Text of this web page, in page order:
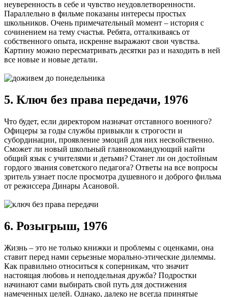
неуверенность в себе и чувство неудовлетворенности.
Параллельно в фильме показаны интересы простых
школьников. Очень примечательный момент – история с
сочинением на тему счастья. Ребята, отталкиваясь от
собственного опыта, искренне выражают свои чувства.
Картину можно пересматривать десятки раз и находить в ней
все новые и новые детали.
5. Ключ без права передачи, 1976
Что будет, если директором назначат отставного военного?
Офицеры за годы службы привыкли к строгости и
субординации, проявление эмоций для них несвойственно.
Сможет ли новый школьный главнокомандующий найти
общий язык с учителями и детьми? Станет ли он достойным
гордого звания советского педагога? Ответы на все вопросы
зритель узнает после просмотра душевного и доброго фильма
от режиссера Динары Асановой.
6. Розыгрыш, 1976
Жизнь – это не только книжки и проблемы с оценками, она
ставит перед нами серьезные морально-этические дилеммы.
Как правильно относиться к соперникам, что значит
настоящая любовь и неподдельная дружба? Подростки
начинают сами выбирать свой путь для достижения
намеченных целей. Однако, далеко не всегда принятые